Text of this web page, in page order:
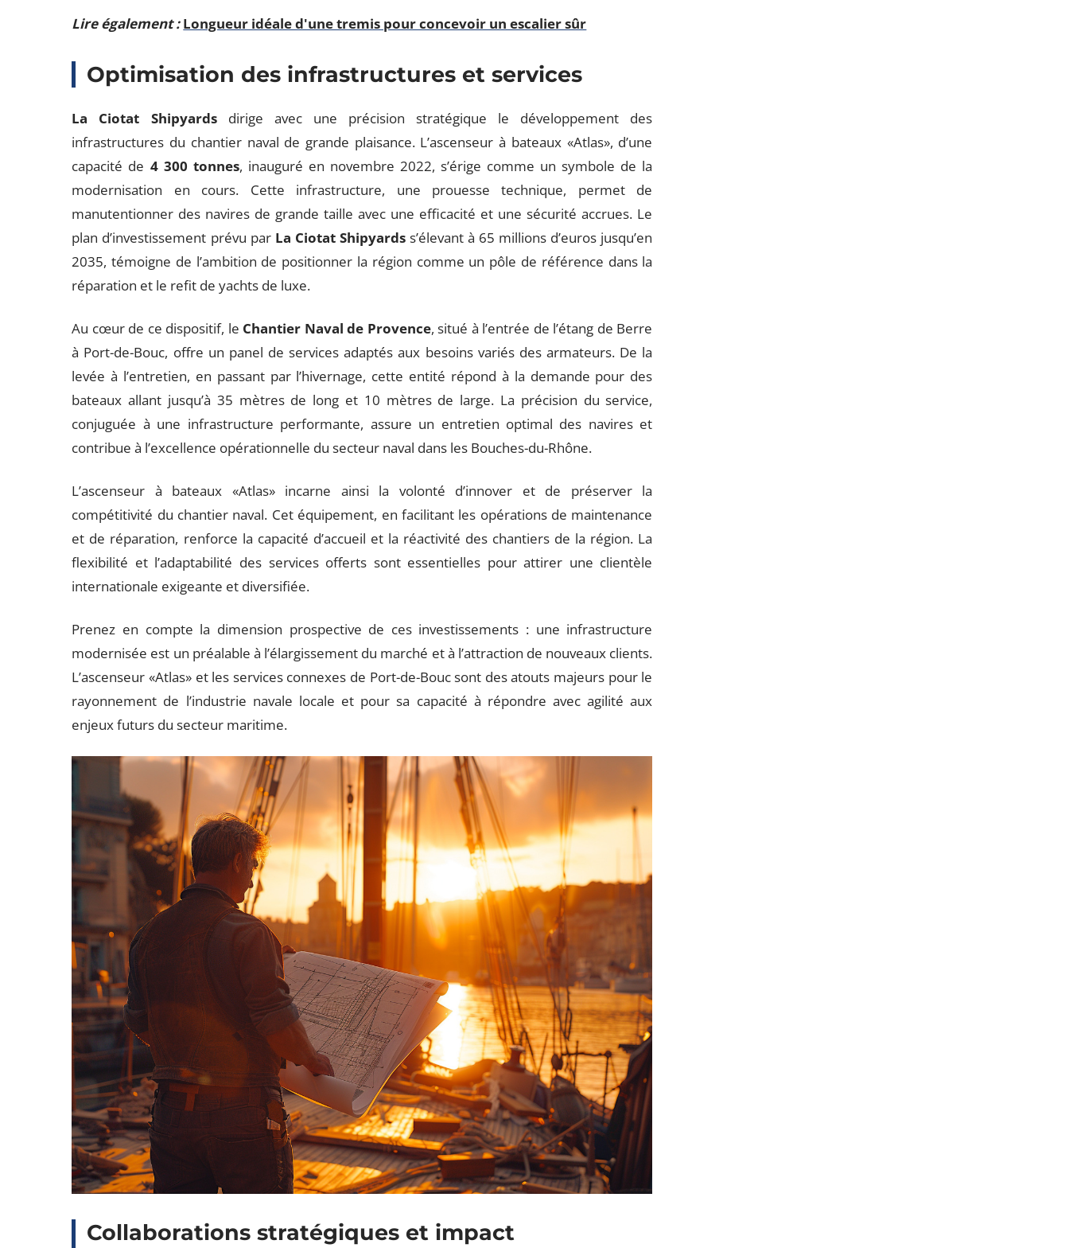
Lire également : Longueur idéale d'une tremis pour concevoir un escalier sûr
Optimisation des infrastructures et services
La Ciotat Shipyardsdirige avec une précision stratégique le développement des
infrastructures du chantier naval de grande plaisance. L’ascenseur à bateaux «Atlas», d’une
capacité de 4 300 tonnes, inauguré en novembre 2022, s’érige comme un symbole de la
modernisation en cours. Cette infrastructure, une prouesse technique, permet de
manutentionner des navires de grande taille avec une efficacité et une sécurité accrues. Le
plan d’investissement prévu par La Ciotat Shipyardss’élevant à 65 millions d’euros jusqu’en
2035, témoigne de l’ambition de positionner la région comme un pôle de référence dans la
réparation et le refit de yachts de luxe.
Au cœur de ce dispositif, le Chantier Naval de Provence, situé à l’entrée de l’étang de Berre
à Port-de-Bouc, offre un panel de services adaptés aux besoins variés des armateurs. De la
levée à l’entretien, en passant par l’hivernage, cette entité répond à la demande pour des
bateaux allant jusqu’à 35 mètres de long et 10 mètres de large. La précision du service,
conjuguée à une infrastructure performante, assure un entretien optimal des navires et
contribue à l’excellence opérationnelle du secteur naval dans les Bouches-du-Rhône.
L’ascenseur à bateaux «Atlas» incarne ainsi la volonté d’innover et de préserver la
compétitivité du chantier naval. Cet équipement, en facilitant les opérations de maintenance
et de réparation, renforce la capacité d’accueil et la réactivité des chantiers de la région. La
flexibilité et l’adaptabilité des services offerts sont essentielles pour attirer une clientèle
internationale exigeante et diversifiée.
Prenez en compte la dimension prospective de ces investissements : une infrastructure
modernisée est un préalable à l’élargissement du marché et à l’attraction de nouveaux clients.
L’ascenseur «Atlas» et les services connexes de Port-de-Bouc sont des atouts majeurs pour le
rayonnement de l’industrie navale locale et pour sa capacité à répondre avec agilité aux
enjeux futurs du secteur maritime.
Collaborations stratégiques et impact